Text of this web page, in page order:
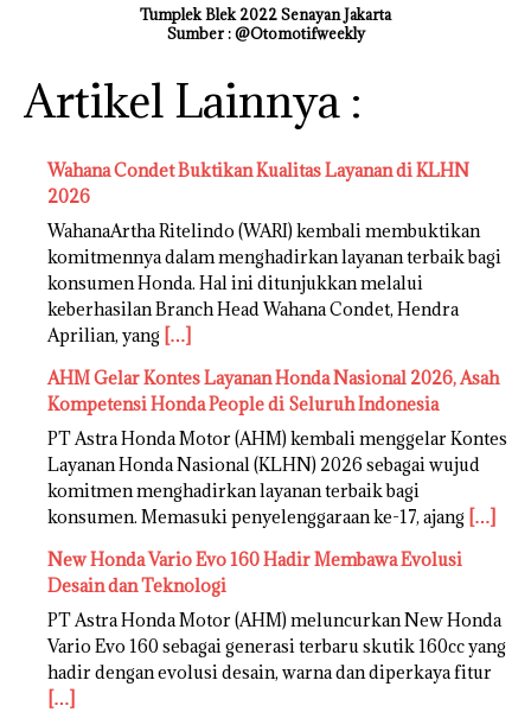
Tumplek Blek 2022 Senayan Jakarta
Sumber : @Otomotifweekly
Artikel Lainnya :
Wahana Condet Buktikan Kualitas Layanan di KLHN
2026
WahanaArtha Ritelindo (WARI) kembali membuktikan
komitmennya dalam menghadirkan layanan terbaik bagi
konsumen Honda. Hal ini ditunjukkan melalui
keberhasilan Branch Head Wahana Condet, Hendra
Aprilian, yang […]
AHM Gelar Kontes Layanan Honda Nasional 2026, Asah
Kompetensi Honda People di Seluruh Indonesia
PT Astra Honda Motor (AHM) kembali menggelar Kontes
Layanan Honda Nasional (KLHN) 2026 sebagai wujud
komitmen menghadirkan layanan terbaik bagi
konsumen. Memasuki penyelenggaraan ke-17, ajang […]
New Honda Vario Evo 160 Hadir Membawa Evolusi
Desain dan Teknologi
PT Astra Honda Motor (AHM) meluncurkan New Honda
Vario Evo 160 sebagai generasi terbaru skutik 160cc yang
hadir dengan evolusi desain, warna dan diperkaya fitur
[…]